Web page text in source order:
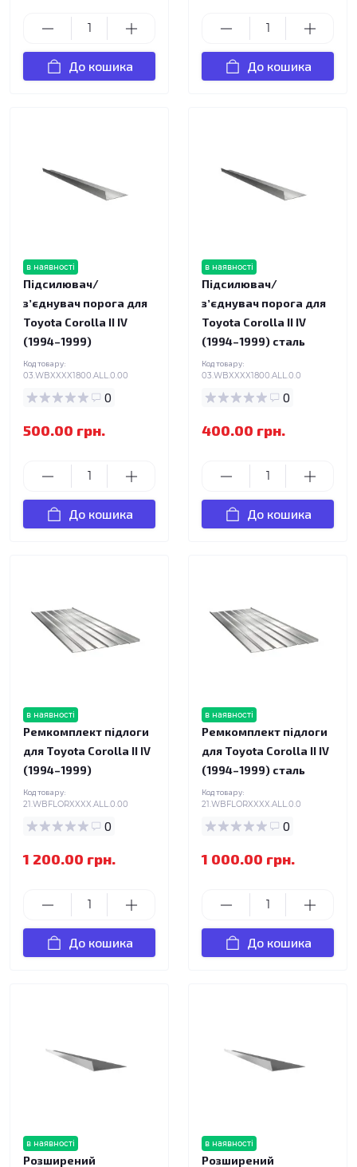
До кошика До кошика
в наявності
Підсилювач/
зʼєднувач порога для
Toyota Corolla II IV
(1994–1999)
Код товару:
03.WBXXXX1800.ALL.0.00
0
500.00 грн.
До кошика
в наявності
Підсилювач/
зʼєднувач порога для
Toyota Corolla II IV
(1994–1999) сталь
Код товару:
03.WBXXXX1800.ALL.0.0
0
400.00 грн.
До кошика
в наявності
Ремкомплект підлоги
для Toyota Corolla II IV
(1994–1999)
Код товару:
21.WBFLORXXXX.ALL.0.00
0
1 200.00 грн.
До кошика
в наявності
Ремкомплект підлоги
для Toyota Corolla II IV
(1994–1999) сталь
Код товару:
21.WBFLORXXXX.ALL.0.0
0
1 000.00 грн.
До кошика
в наявності
Розширений
в наявності
Розширений